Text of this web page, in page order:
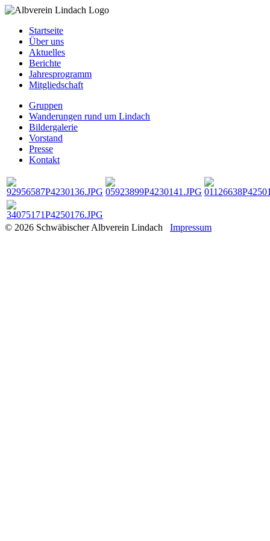
Startseite
Über uns
Aktuelles
Berichte
Jahresprogramm
Mitgliedschaft
Gruppen
Wanderungen rund um Lindach
Bildergalerie
Vorstand
Presse
Kontakt
© 2026 Schwäbischer Albverein Lindach Impressum